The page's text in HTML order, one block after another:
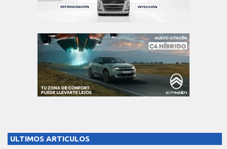
ULTIMOS ARTICULOS